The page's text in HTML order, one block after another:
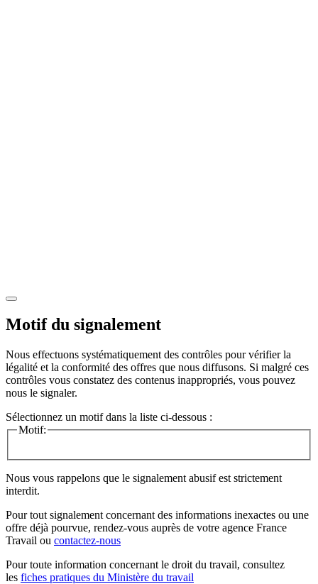
Motif du signalement
Nous effectuons systématiquement des contrôles pour vérifier la
légalité et la conformité des offres que nous diffusons. Si malgré ces
contrôles vous constatez des contenus inappropriés, vous pouvez
nous le signaler.
Sélectionnez un motif dans la liste ci-dessous :
Motif:
Nous vous rappelons que le signalement abusif est strictement
interdit.
Pour tout signalement concernant des informations inexactes ou une
offre déjà pourvue, rendez-vous auprès de votre agence France
Travail ou contactez-nous
Pour toute information concernant le droit du travail, consultez
les fiches pratiques du Ministère du travail